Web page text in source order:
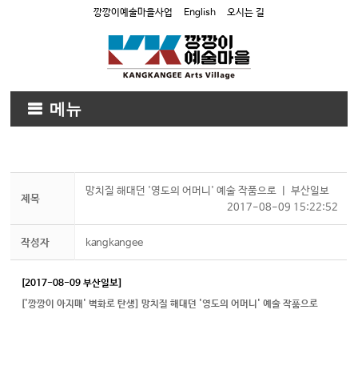
깡깡이예술마을사업 English 오시는 길
메뉴
제목
망치질 해대던 '영도의 어머니' 예술 작품으로 ㅣ 부산일보
2017-08-09 15:22:52
작성자 kangkangee
[2017-08-09 부산일보]
['깡깡이 아지매' 벽화로 탄생] 망치질 해대던 '영도의 어머니' 예술 작품으로